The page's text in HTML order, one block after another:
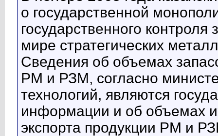
о государственной
государственного
мире стратегических
Сведения об объемах
РМ и РЗМ, согласно
технологий, являются
информации и об объемах
экспорта продукции РМ и